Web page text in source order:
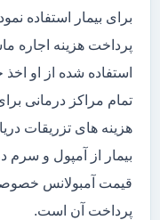
برای بیمار استفاده
پرداخت هزینه اجاره
استفاده شده از او
تمام مراکز درمانی
هزینه های تزریقات
بیمار از آمپول و سرم
قیمت آمبولانس
پرداخت آن است.